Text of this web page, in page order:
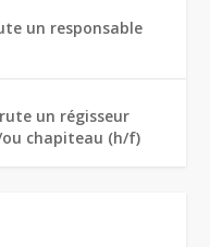
un responsable
un régisseur
chapiteau (h/f)